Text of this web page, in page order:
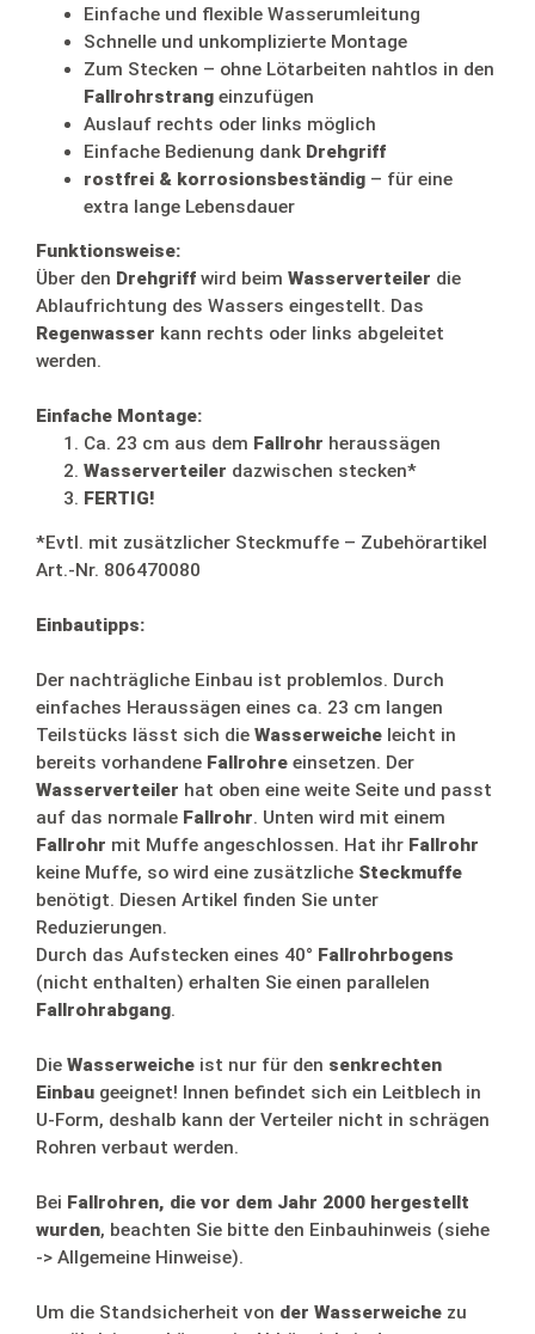
Einfache und flexible Wasserumleitung
Schnelle und unkomplizierte Montage
Zum Stecken – ohne Lötarbeiten nahtlos in den
Fallrohrstrang einzufügen
Auslauf rechts oder links möglich
Einfache Bedienung dank Drehgriff
rostfrei & korrosionsbeständig – für eine
extra lange Lebensdauer
Funktionsweise:
Über den Drehgriff wird beim Wasserverteiler die
Ablaufrichtung des Wassers eingestellt. Das
Regenwasser kann rechts oder links abgeleitet
werden.
Einfache Montage:
Ca. 23 cm aus dem Fallrohr heraussägen
Wasserverteiler dazwischen stecken*
FERTIG!
*Evtl. mit zusätzlicher Steckmuffe – Zubehörartikel
Art.-Nr. 806470080
Einbautipps:
Der nachträgliche Einbau ist problemlos. Durch
einfaches Heraussägen eines ca. 23 cm langen
Teilstücks lässt sich die Wasserweiche leicht in
bereits vorhandene Fallrohre einsetzen. Der
Wasserverteiler hat oben eine weite Seite und passt
auf das normale Fallrohr. Unten wird mit einem
Fallrohr mit Muffe angeschlossen. Hat ihr Fallrohr
keine Muffe, so wird eine zusätzliche Steckmuffe
benötigt. Diesen Artikel finden Sie unter
Reduzierungen.
Durch das Aufstecken eines 40° Fallrohrbogens
(nicht enthalten) erhalten Sie einen parallelen
Fallrohrabgang.
Die Wasserweiche ist nur für den senkrechten
Einbau geeignet! Innen befindet sich ein Leitblech in
U-Form, deshalb kann der Verteiler nicht in schrägen
Rohren verbaut werden.
Bei Fallrohren, die vor dem Jahr 2000 hergestellt
wurden, beachten Sie bitte den Einbauhinweis (siehe
-> Allgemeine Hinweise).
Um die Standsicherheit von der Wasserweiche zu